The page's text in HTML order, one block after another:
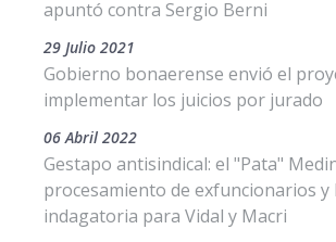
apuntó contra Sergio Berni
29 Julio 2021
Gobierno bonaerense envió el
implementar los juicios por jurado
06 Abril 2022
Gestapo antisindical: el "Pata"
procesamiento de exfuncionarios y
indagatoria para Vidal y Macri